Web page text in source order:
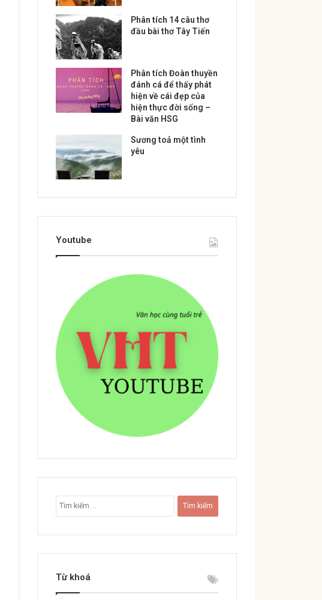
Phân tích 14 câu thơ
đầu bài thơ Tây Tiến
Phân tích Đoàn thuyền
đánh cá để thấy phát
hiện về cái đẹp của
hiện thực đời sống –
Bài văn HSG
Sương toả một tình
yêu
Youtube
ì
i
c
Từ khoá